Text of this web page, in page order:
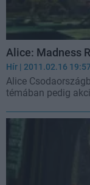
Alice: Madness
Hír | 2011.02.16
Alice
témában pedig